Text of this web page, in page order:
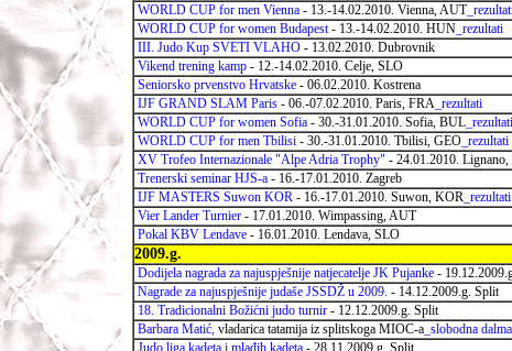
WORLD CUP for men Vienna - 13.-14.02.2010. Vienna, AUT
WORLD CUP for women Budapest - 13.-14.02.2010. HUN _rezultati
III. Judo Kup SVETI VLAHO - 13.02.2010. Dubrovnik
Vikend trening kamp - 12.-14.02.2010. Celje, SLO
Seniorsko prvenstvo Hrvatske - 06.02.2010. Kostrena
IJF GRAND SLAM Paris - 06.-07.02.2010. Paris, FRA _rezultati
WORLD CUP for women Sofia - 30.-31.01.2010. Sofia, BUL _rezultati
WORLD CUP for men Tbilisi - 30.-31.01.2010. Tbilisi, GEO _rezultati
XV Trofeo Internazionale "Alpe Adria Trophy" - 24.01.2010.
Trenerski seminar HJS-a - 16.-17.01.2010. Zagreb
IJF MASTERS Suwon KOR - 16.-17.01.2010. Suwon, KOR _rezultati
Vier Lander Turnier - 17.01.2010. Wimpassing, AUT
Pokal KBV Lendave - 16.01.2010. Lendava, SLO
2009.g.
Dodijela nagrada za najuspješnije natjecatelje JK Pujanke -
Nagrade za najuspješnije judaše JSSDŽ u 2009. - 14.12.2009.g. Split
18. Tradicionalni Božićni judo turnir - 12.12.2009.g. Split
Barbara Matić, vladarica tatamija iz splitskoga MIOC-a _slobodna
Judo liga kadeta i mlađih kadeta - 28.11.2009.g. Split